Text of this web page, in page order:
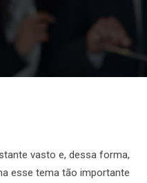
vasto e, dessa forma,
esse tema tão importante